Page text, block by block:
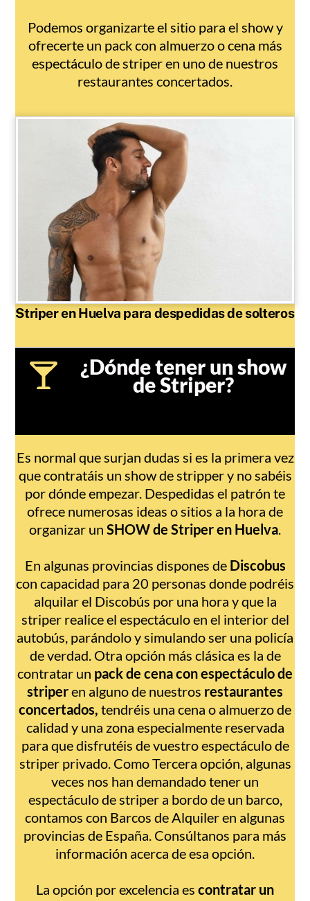
Podemos organizarte el sitio para el show y
ofrecerte un pack con almuerzo o cena más
espectáculo de striper en uno de nuestros
restaurantes concertados.
Striper en Huelva para despedidas de solteros
¿Dónde tener un show
de Striper?
Es normal que surjan dudas si es la primera vez
que contratáis un show de stripper y no sabéis
por dónde empezar. Despedidas el patrón te
ofrece numerosas ideas o sitios a la hora de
organizar un SHOW de Striper en Huelva
En algunas provincias dispones de Discobus
con capacidad para 20 personas donde podréis
alquilar el Discobús por una hora y que la
striper realice el espectáculo en el interior del
autobús, parándolo y simulando ser una policía
de verdad. Otra opción más clásica es la de
contratar un pack de cena con espectáculo de
striperen alguno de nuestros restaurantes
concertados, tendréis una cena o almuerzo de
calidad y una zona especialmente reservada
para que disfrutéis de vuestro espectáculo de
striper privado. Como Tercera opción, algunas
veces nos han demandado tener un
espectáculo de striper a bordo de un barco,
contamos con Barcos de Alquiler en algunas
provincias de España. Consúltanos para más
información acerca de esa opción.
La opción por excelencia es contratar un